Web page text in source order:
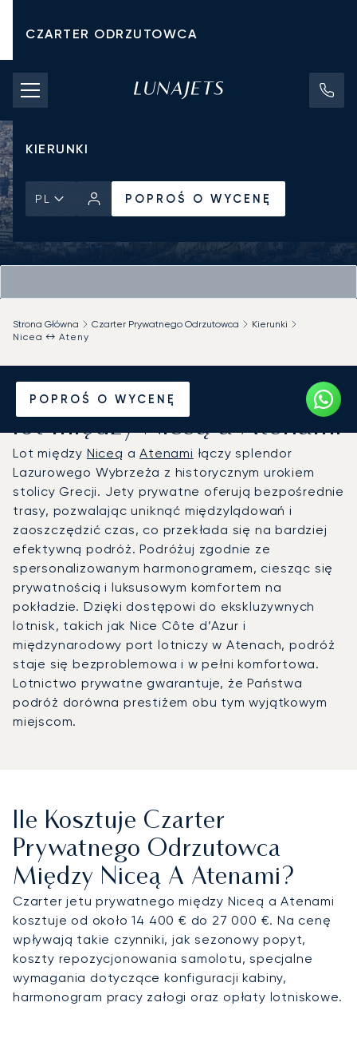
CZARTER ODRZUTOWCA
KOSZTY CZARTERU
PRYWATNE ODRZUTOWCE
KIERUNKI
PL POPROŚ O WYCENĘ
POPROŚ O WYCENĘ
Strona Główna Czarter Prywatnego Odrzutowca
Kierunki
Nicea ↔ Ateny
Wynajmij jet prywatny na
lot między Niceą a Atenami
Lot między Niceą aAtenami łączy splendor
Lazurowego Wybrzeża z historycznym urokiem
stolicy Grecji. Jety prywatne oferują bezpośrednie
trasy, pozwalając uniknąć międzylądowań i
zaoszczędzić czas, co przekłada się na bardziej
efektywną podróż. Podróżuj zgodnie ze
spersonalizowanym harmonogramem, ciesząc się
prywatnością i luksusowym komfortem na
pokładzie. Dzięki dostępowi do ekskluzywnych
lotnisk, takich jak Nice Côte d’Azur i
międzynarodowy port lotniczy w Atenach, podróż
staje się bezproblemowa i w pełni komfortowa.
Lotnictwo prywatne gwarantuje, że Państwa
podróż dorówna prestiżem obu tym wyjątkowym
miejscom.
Ile Kosztuje Czarter
Prywatnego Odrzutowca
Między Niceą A Atenami?
Czarter jetu prywatnego między Niceą a Atenami
kosztuje od około 14 400 € do 27 000 €. Na cenę
wpływają takie czynniki, jak sezonowy popyt,
koszty repozycjonowania samolotu, specjalne
wymagania dotyczące konfiguracji kabiny,
harmonogram pracy załogi oraz opłaty lotniskowe.